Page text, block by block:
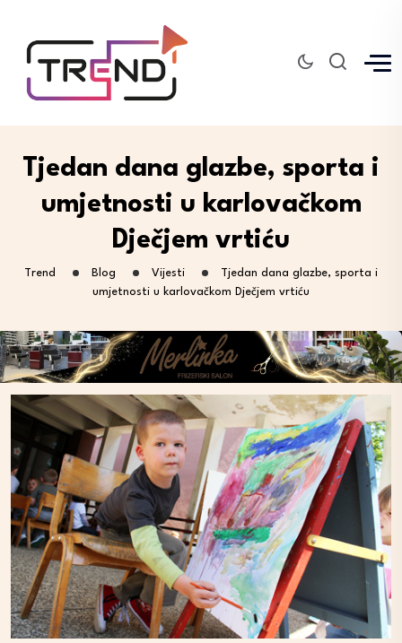
Tjedan dana glazbe, sporta i
umjetnosti u karlovačkom
Dječjem vrtiću
Trend Blog Vijesti
Tjedan dana glazbe, sporta i
umjetnosti u karlovačkom Dječjem vrtiću